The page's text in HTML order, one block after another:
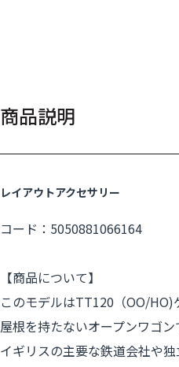
商品説明
レイアウトアクセサリー
コード：5050881066164
【商品について】
このモデルはTT120（OO/HO)
屋根を持たないオープンワゴン
イギリスの主要な鉄道会社や